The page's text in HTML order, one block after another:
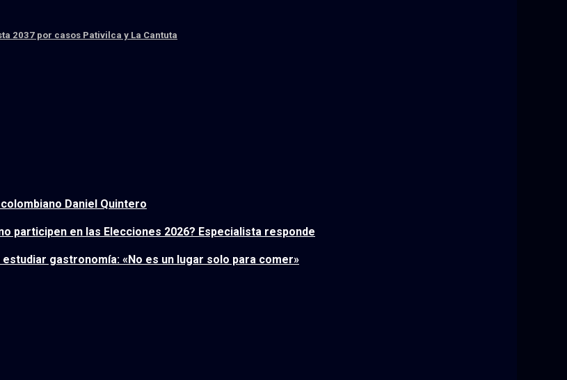
2037 por casos Pativilca y La Cantuta
Daniel Quintero
participen en las Elecciones 2026? Especialista responde
gastronomía: «No es un lugar solo para comer»